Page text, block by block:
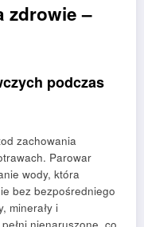
zdrowie –
podczas
zachowania
Parowar
wody, która
bez bezpośredniego
minerały i